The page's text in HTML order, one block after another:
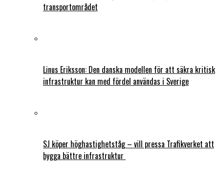
transportområdet
Linus Eriksson: Den danska modellen för att säkra kritisk
infrastruktur kan med fördel användas i Sverige
SJ köper höghastighetståg – vill pressa Trafikverket att
bygga bättre infrastruktur